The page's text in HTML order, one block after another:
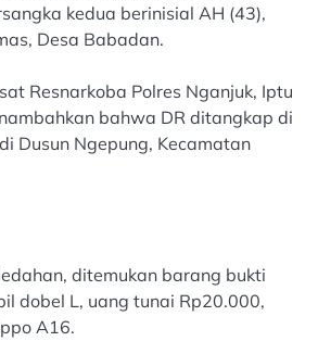
kedua berinisial AH (43),
Desa Babadan.
Resnarkoba Polres Nganjuk, Iptu
bahwa DR ditangkap di
Dusun Ngepung, Kecamatan
ditemukan barang bukti
dobel L, uang tunai Rp20.000,
A16.